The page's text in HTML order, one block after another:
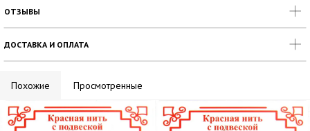
ОТЗЫВЫ
ДОСТАВКА И ОПЛАТА
Похожие Просмотренные